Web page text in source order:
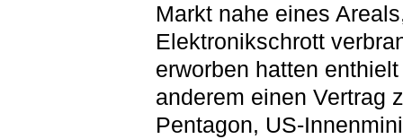
Markt nahe eines
Elektronikschrott
erworben hatten
anderem einen Vertrag
Pentagon, US-